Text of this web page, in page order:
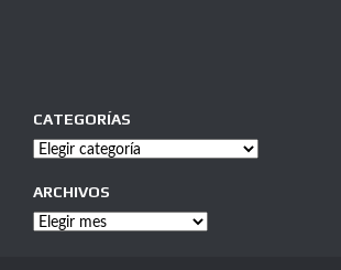
CATEGORÍAS
Categorías
ARCHIVOS
Archivos